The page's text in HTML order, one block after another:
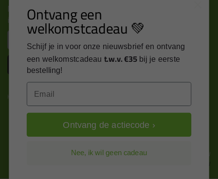
Nieuws, tips en exclusieve deals rechtstreeks in je
inbox
Inschrijven
Kitcentrum is trots op:
Alle prijzen zijn in EURO en excl. 21% BTW
wijzig naar incl. BTW
Ontvang een
welkomstcadeau 💚
Schijf je in voor onze nieuwsbrief en ontvang
een welkomstcadeau t.w.v. €35 bij je eerste
bestelling!
Email
Ontvang de actiecode ›
Nee, ik wil geen cadeau